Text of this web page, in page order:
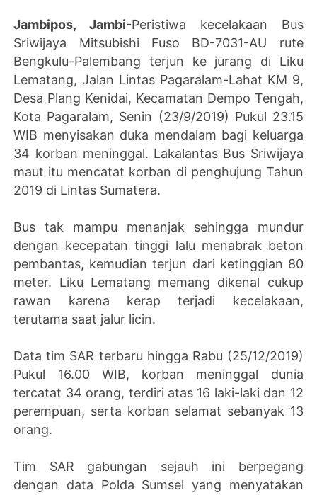
Jambipos, Jambi-Peristiwa kecelakaan Bus
Sriwijaya Mitsubishi Fuso BD-7031-AU rute
Bengkulu-Palembang terjun ke jurang di Liku
Lematang, Jalan Lintas Pagaralam-Lahat KM 9,
Desa Plang Kenidai, Kecamatan Dempo Tengah,
Kota Pagaralam, Senin (23/9/2019) Pukul 23.15
WIB menyisakan duka mendalam bagi keluarga
34 korban meninggal. Lakalantas Bus Sriwijaya
maut itu mencatat korban di penghujung Tahun
2019 di Lintas Sumatera.
Bus tak mampu menanjak sehingga mundur
dengan kecepatan tinggi lalu menabrak beton
pembantas, kemudian terjun dari ketinggian 80
meter. Liku Lematang memang dikenal cukup
rawan karena kerap terjadi kecelakaan,
terutama saat jalur licin.
Data tim SAR terbaru hingga Rabu (25/12/2019)
Pukul 16.00 WIB, korban meninggal dunia
tercatat 34 orang, terdiri atas 16 laki-laki dan 12
perempuan, serta korban selamat sebanyak 13
orang.
Tim SAR gabungan sejauh ini berpegang
dengan data Polda Sumsel yang menyatakan